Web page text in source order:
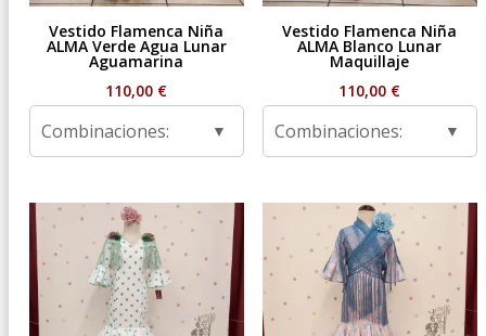
Vestido Flamenca Niña
ALMA Verde Agua Lunar
Aguamarina
110,00 €
Combinaciones:
Vestido Flamenca Niña
ALMA Blanco Lunar
Maquillaje
110,00 €
Combinaciones: